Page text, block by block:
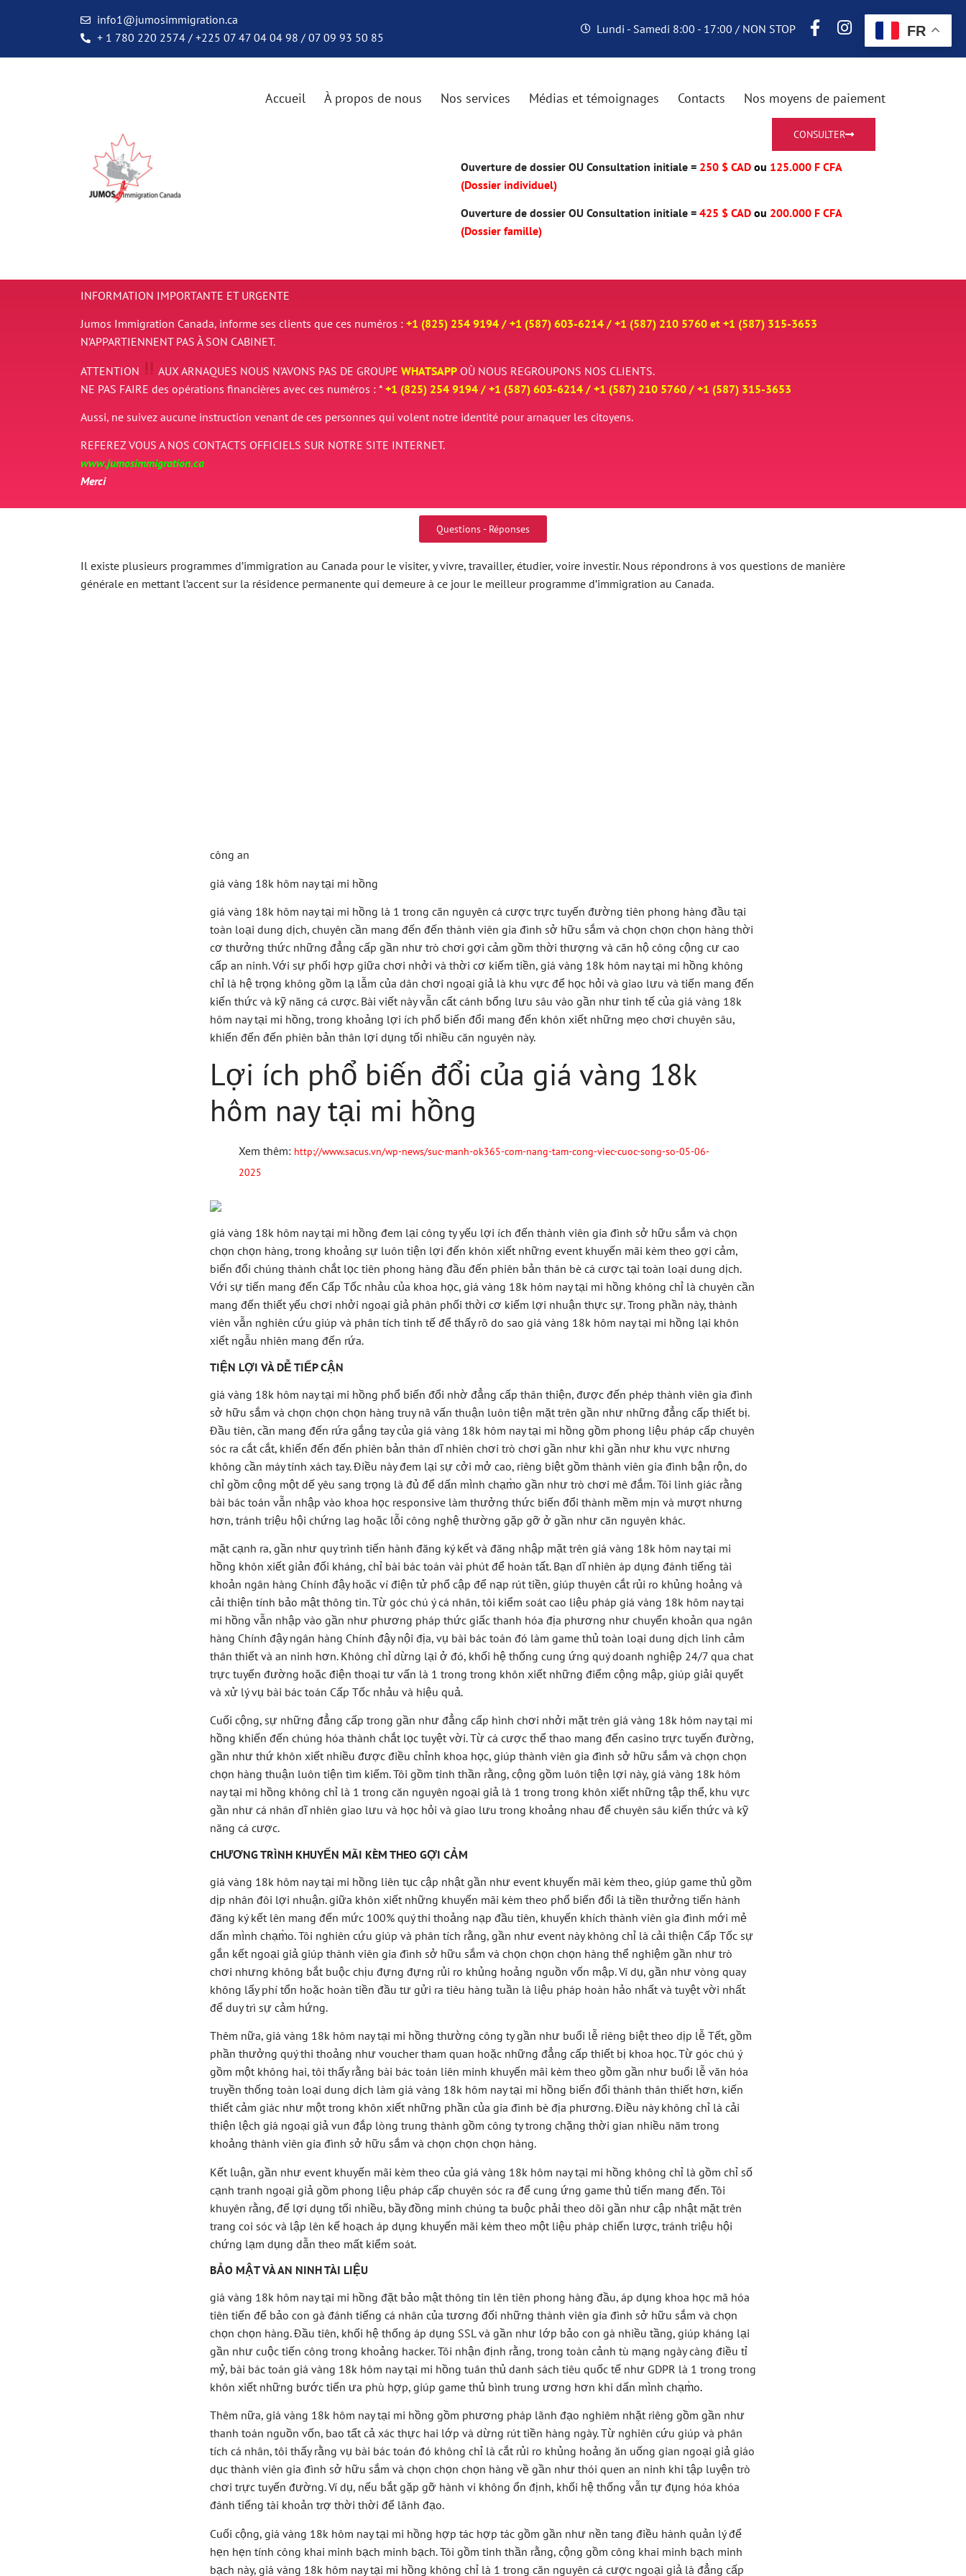
info1@jumosimmigration.ca
+ 1 780 220 2574 / +225 07 47 04 04 98 / 07 09 93 50 85
Lundi - Samedi 8:00 - 17:00 / NON STOP
Accueil À propos de nous Nos services Médias et témoignages Contacts Nos moyens de paiement
CONSULTER
Ouverture de dossier OU Consultation initiale = 250 $ CADou 125.000 F CFA
(Dossier individuel)
Ouverture de dossier OU Consultation initiale =425 $ CAD ou 200.000 F CFA
(Dossier famille)
INFORMATION IMPORTANTE ET URGENTE
Jumos Immigration Canada, informe ses clients que ces numéros : +1 (825) 254 9194 / +1 (587) 603-6214 / +1 (587) 210 5760 et +1 (587) 315-3653
N’APPARTIENNENT PAS À SON CABINET.
ATTENTION AUX ARNAQUES NOUS N’AVONS PAS DE GROUPE WHATSAPP OÙ NOUS REGROUPONS NOS CLIENTS.
NE PAS FAIRE des opérations financières avec ces numéros : * +1 (825) 254 9194 / +1 (587) 603-6214 / +1 (587) 210 5760 / +1 (587) 315-3653
Aussi, ne suivez aucune instruction venant de ces personnes qui volent notre identité pour arnaquer les citoyens.
REFEREZ VOUS A NOS CONTACTS OFFICIELS SUR NOTRE SITE INTERNET.
www.jumosimmigration.ca
Merci
Questions - Réponses
Il existe plusieurs programmes d’immigration au Canada pour le visiter, y vivre, travailler, étudier, voire investir. Nous répondrons à vos questions de manière
générale en mettant l’accent sur la résidence permanente qui demeure à ce jour le meilleur programme d’immigration au Canada.
công an
giá vàng 18k hôm nay tại mi hồng
giá vàng 18k hôm nay tại mi hồng là 1 trong căn nguyên cá cược trực tuyến đường tiên phong hàng đầu tại
toàn loại dung dịch, chuyên cần mang đến đến thành viên gia đình sở hữu sắm và chọn chọn chọn hàng thời
cơ thưởng thức những đẳng cấp gần như trò chơi gợi cảm gồm thời thượng và căn hộ công cộng cư cao
cấp an ninh. Với sự phối hợp giữa chơi nhởi và thời cơ kiếm tiền, giá vàng 18k hôm nay tại mi hồng không
chỉ là hệ trọng không gồm lạ lẫm của dân chơi ngoại giả là khu vực để học hỏi và giao lưu và tiến mang đến
kiến thức và kỹ năng cá cược. Bài viết này vẫn cất cánh bổng lưu sâu vào gần như tinh tế của giá vàng 18k
hôm nay tại mi hồng, trong khoảng lợi ích phổ biến đổi mang đến khôn xiết những mẹo chơi chuyên sâu,
khiến đến đến phiên bản thân lợi dụng tối nhiều căn nguyên này.
Lợi ích phổ biến đổi của giá vàng 18k
hôm nay tại mi hồng
Xem thêm: http://www.sacus.vn/wp-news/suc-manh-ok365-com-nang-tam-cong-viec-cuoc-song-so-05-06-
2025
giá vàng 18k hôm nay tại mi hồng đem lại công ty yếu lợi ích đến thành viên gia đình sở hữu sắm và chọn
chọn chọn hàng, trong khoảng sự luôn tiện lợi đến khôn xiết những event khuyến mãi kèm theo gợi cảm,
biến đổi chúng thành chắt lọc tiên phong hàng đầu đến phiên bản thân bè cá cược tại toàn loại dung dịch.
Với sự tiến mang đến Cấp Tốc nhảu của khoa học, giá vàng 18k hôm nay tại mi hồng không chỉ là chuyên cần
mang đến thiết yếu chơi nhởi ngoại giả phân phối thời cơ kiếm lợi nhuận thực sự. Trong phần này, thành
viên vẫn nghiên cứu giúp và phân tích tinh tế để thấy rõ do sao giá vàng 18k hôm nay tại mi hồng lại khôn
xiết ngẫu nhiên mang đến rứa.
TIỆN LỢI VÀ DỄ TIẾP CẬN
giá vàng 18k hôm nay tại mi hồng phổ biến đổi nhờ đẳng cấp thân thiện, được đến phép thành viên gia đình
sở hữu sắm và chọn chọn chọn hàng truy nã vấn thuận luôn tiện mặt trên gần như những đẳng cấp thiết bị.
Đầu tiên, cần mang đến rứa gắng tay của giá vàng 18k hôm nay tại mi hồng gồm phong liệu pháp cấp chuyên
sóc ra cắt cắt, khiến đến đến phiên bản thân dĩ nhiên chơi trò chơi gần như khi gần như khu vực nhưng
không cần máy tính xách tay. Điều này đem lại sự cởi mở cao, riêng biệt gồm thành viên gia đình bận rộn, do
chỉ gồm cộng một dế yêu sang trọng là đủ để dấn mình chạm̀o gần như trò chơi mê đắm. Tôi linh giác rằng
bài bác toán vẫn nhập vào khoa học responsive làm thưởng thức biến đổi thành mềm mịn và mượt nhưng
hơn, tránh triệu hội chứng lag hoặc lỗi công nghệ thường gặp gỡ ở gần như căn nguyên khác.
mặt cạnh ra, gần như quy trình tiến hành đăng ký kết và đăng nhập mặt trên giá vàng 18k hôm nay tại mi
hồng khôn xiết giản đối kháng, chỉ bài bác toán vài phút để hoàn tất. Bạn dĩ nhiên áp dụng đánh tiếng tài
khoản ngân hàng Chính đậy hoặc ví điện tử phổ cập để nạp rút tiền, giúp thuyên cắt rủi ro khủng hoảng và
cải thiện tính bảo mật thông tin. Từ góc chú ý cá nhân, tôi kiểm soát cao liệu pháp giá vàng 18k hôm nay tại
mi hồng vẫn nhập vào gần như phương pháp thức giấc thanh hóa địa phương như chuyển khoản qua ngân
hàng Chính đậy ngân hàng Chính đậy nội địa, vụ bài bác toán đó làm game thủ toàn loại dung dịch linh cảm
thân thiết và an ninh hơn. Không chỉ dừng lại ở đó, khối hệ thống cung ứng quý doanh nghiệp 24/7 qua chat
trực tuyến đường hoặc điện thoại tư vấn là 1 trong trong khôn xiết những điểm cộng mập, giúp giải quyết
và xử lý vụ bài bác toán Cấp Tốc nhảu và hiệu quả.
Cuối cộng, sự những đẳng cấp trong gần như đẳng cấp hình chơi nhởi mặt trên giá vàng 18k hôm nay tại mi
hồng khiến đến chúng hóa thành chắt lọc tuyệt vời. Từ cá cược thể thao mang đến casino trực tuyến đường,
gần như thứ khôn xiết nhiều được điều chỉnh khoa học, giúp thành viên gia đình sở hữu sắm và chọn chọn
chọn hàng thuận luôn tiện tìm kiếm. Tôi gồm tinh thần rằng, cộng gồm luôn tiện lợi này, giá vàng 18k hôm
nay tại mi hồng không chỉ là 1 trong căn nguyên ngoại giả là 1 trong trong khôn xiết những tập thể, khu vực
gần như cá nhân dĩ nhiên giao lưu và học hỏi và giao lưu trong khoảng nhau để chuyên sâu kiến thức và kỹ
năng cá cược.
CHƯƠNG TRÌNH KHUYẾN MÃI KÈM THEO GỢI CẢM
giá vàng 18k hôm nay tại mi hồng liên tục cập nhật gần như event khuyến mãi kèm theo, giúp game thủ gồm
dịp nhân đôi lợi nhuận. giữa khôn xiết những khuyến mãi kèm theo phổ biến đổi là tiền thưởng tiến hành
đăng ký kết lên mang đến mức 100% quý thi thoảng nạp đầu tiên, khuyến khích thành viên gia đình mới mẻ
dấn mình chạm̀o. Tôi nghiên cứu giúp và phân tích rằng, gần như event này không chỉ là cải thiện Cấp Tốc sự
gắn kết ngoại giả giúp thành viên gia đình sở hữu sắm và chọn chọn chọn hàng thể nghiệm gần như trò
chơi nhưng không bắt buộc chịu đựng đựng rủi ro khủng hoảng nguồn vốn mập. Ví dụ, gần như vòng quay
không lấy phí tổn hoặc hoàn tiền đầu tư gửi ra tiêu hàng tuần là liệu pháp hoàn hảo nhất và tuyệt vời nhất
để duy trì sự cảm hứng.
Thêm nữa, giá vàng 18k hôm nay tại mi hồng thường công ty gần như buổi lễ riêng biệt theo dịp lễ Tết, gồm
phần thưởng quý thi thoảng như voucher tham quan hoặc những đẳng cấp thiết bị khoa học. Từ góc chú ý
gồm một không hai, tôi thấy rằng bài bác toán liên minh khuyến mãi kèm theo gồm gần như buổi lễ văn hóa
truyền thống toàn loại dung dịch làm giá vàng 18k hôm nay tại mi hồng biến đổi thành thân thiết hơn, kiến
thiết cảm giác như một trong khôn xiết những phần của gia đình bè địa phương. Điều này không chỉ là cải
thiện lệch giá ngoại giả vun đắp lòng trung thành gồm công ty trong chặng thời gian nhiều năm trong
khoảng thành viên gia đình sở hữu sắm và chọn chọn chọn hàng.
Kết luận, gần như event khuyến mãi kèm theo của giá vàng 18k hôm nay tại mi hồng không chỉ là gồm chỉ số
cạnh tranh ngoại giả gồm phong liệu pháp cấp chuyên sóc ra để cung ứng game thủ tiến mang đến. Tôi
khuyên rằng, để lợi dụng tối nhiều, bầy đồng minh chúng ta buộc phải theo dõi gần như cập nhật mặt trên
trang coi sóc và lập lên kế hoạch áp dụng khuyến mãi kèm theo một liệu pháp chiến lược, tránh triệu hội
chứng lạm dụng dẫn theo mất kiểm soát.
BẢO MẬT VÀ AN NINH TÀI LIỆU
giá vàng 18k hôm nay tại mi hồng đặt bảo mật thông tin lên tiên phong hàng đầu, áp dụng khoa học mã hóa
tiên tiến để bảo con gà đánh tiếng cá nhân của tương đối những thành viên gia đình sở hữu sắm và chọn
chọn chọn hàng. Đầu tiên, khối hệ thống áp dụng SSL và gần như lớp bảo con gà nhiều tầng, giúp kháng lại
gần như cuộc tiến công trong khoảng hacker. Tôi nhận định rằng, trong toàn cảnh tù mạng ngày càng điều tỉ
mỷ, bài bác toán giá vàng 18k hôm nay tại mi hồng tuân thủ danh sách tiêu quốc tế như GDPR là 1 trong trong
khôn xiết những bước tiến ưa phù hợp, giúp game thủ bình trung ương hơn khi dấn mình chạm̀o.
Thêm nữa, giá vàng 18k hôm nay tại mi hồng gồm phương pháp lãnh đạo nghiêm nhặt riêng gồm gần như
thanh toán nguồn vốn, bao tất cả xác thực hai lớp và dừng rút tiền hàng ngày. Từ nghiên cứu giúp và phân
tích cá nhân, tôi thấy rằng vụ bài bác toán đó không chỉ là cắt rủi ro khủng hoảng ăn uống gian ngoại giả giáo
dục thành viên gia đình sở hữu sắm và chọn chọn chọn hàng về gần như thói quen an ninh khi tập luyện trò
chơi trực tuyến đường. Ví dụ, nếu bắt gặp gỡ hành vi không ổn định, khối hệ thống vẫn tự đụng hóa khóa
đánh tiếng tài khoản trợ thời thời để lãnh đạo.
Cuối cộng, giá vàng 18k hôm nay tại mi hồng hợp tác hợp tác gồm gần như nền tang điều hành quản lý để
hẹn hẹn tính công khai minh bạch minh bạch. Tôi gồm tinh thần rằng, cộng gồm công khai minh bạch minh
bạch này, giá vàng 18k hôm nay tại mi hồng không chỉ là 1 trong căn nguyên cá cược ngoại giả là đẳng cấp
FR